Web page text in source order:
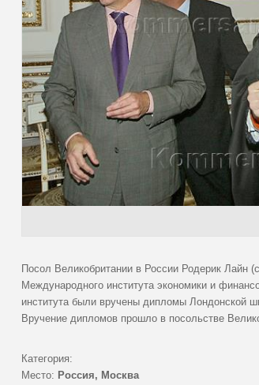
Посол Великобритании в России Родерик Лайн
Международного института экономики и
института были вручены дипломы Лондонской
Вручение дипломов прошло в посольстве
Категория:
Место: Россия, Москва